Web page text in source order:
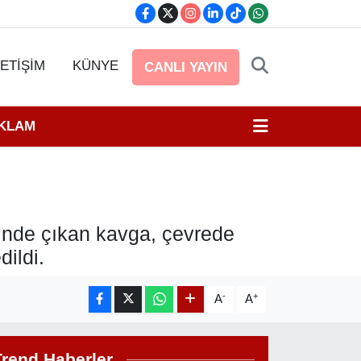
KÜNYE CANLI YAYIN
çıkan kavga, çevrede
A- A+